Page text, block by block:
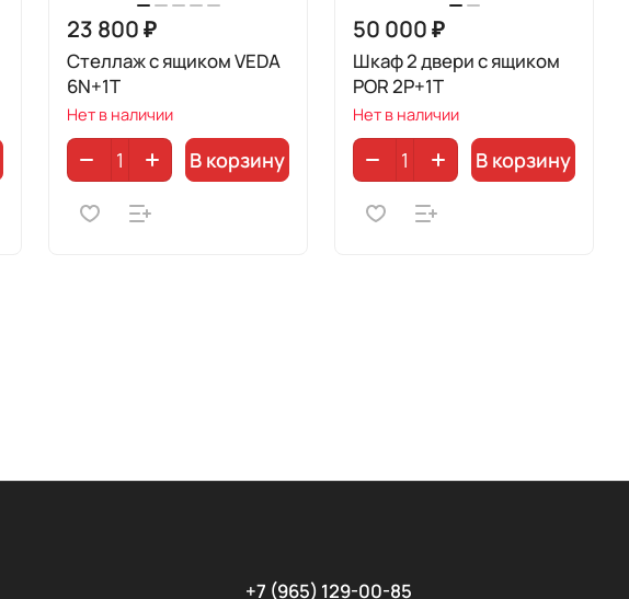
23 800 ₽
Стеллаж с ящиком VEDA
6N+1T
Нет в наличии
В корзину
50 000 ₽
Шкаф 2 двери с ящиком
POR 2P+1T
Нет в наличии
В корзину
+7 (965) 129-00-85